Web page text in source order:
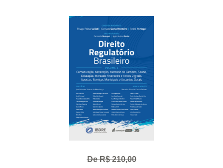
De R$ 210,00